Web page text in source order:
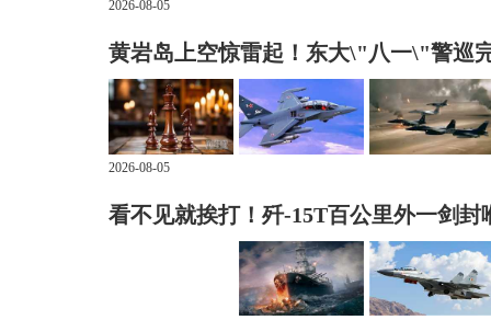
2026-08-05
黄岩岛上空惊雷起！东大\"八一\"警巡
2026-08-05
看不见就挨打！歼-15T百公里外一剑封